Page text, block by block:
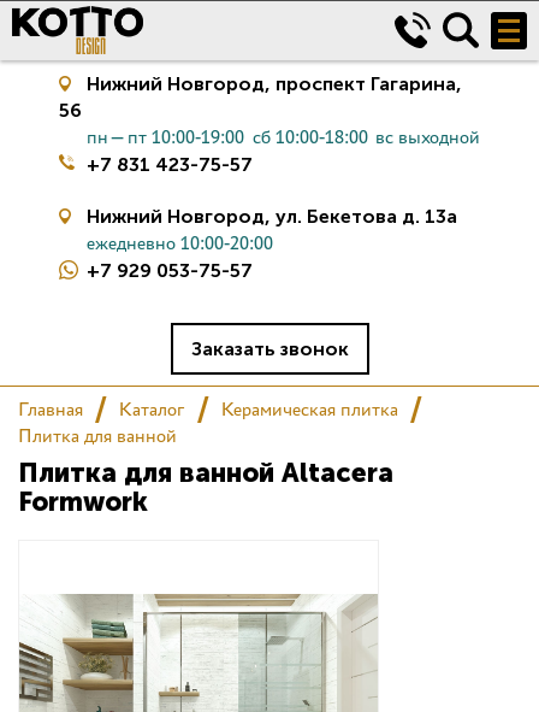
Керамическая плитка
Салон
Сертификаты
Комплекс услуг
Контакты
Нижний Новгород, проспект Гагарина,
56
пн—пт 10:00-19:00 сб 10:00-18:00 вс выходной
+7 831 423-75-57
Нижний Новгород, ул. Бекетова д. 13а
ежедневно 10:00-20:00
+7 929 053-75-57
Заказать звонок
Главная Каталог
Керамическая плитка
Плитка для ванной
Плитка для ванной Altacera
Formwork